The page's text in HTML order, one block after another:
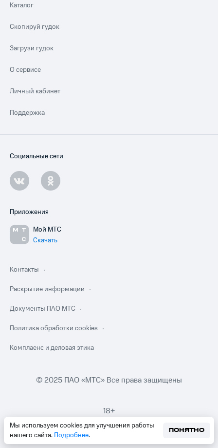
Мы используем cookies для улучшения работы
нашего сайта. Подробнее.
ПОНЯТНО
Каталог
Скопируй гудок
Загрузи гудок
О сервисе
Личный кабинет
Поддержка
Социальные сети
Приложения
Мой МТС
Скачать
Контакты
Раскрытие информации
Документы ПАО МТС
Политика обработки cookies
Комплаенс и деловая этика
© 2025 ПАО «МТС» Все права защищены
18+